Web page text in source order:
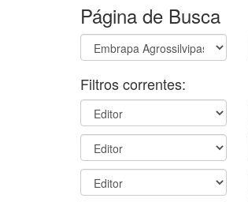
Página de Busca
Filtros correntes: